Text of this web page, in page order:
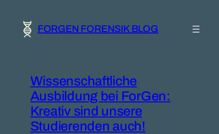
springen
FORGEN FORENSIK BLOG
Wissenschaftliche
Ausbildung bei ForGen:
Kreativ sind unsere
Studierenden auch!